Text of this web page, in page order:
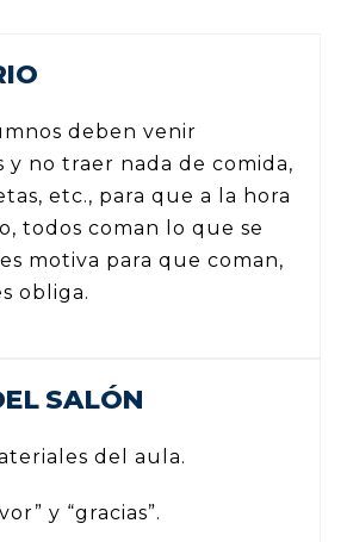
deben venir
y no traer nada de comida,
etc., para que a la hora
todos coman lo que se
motiva para que coman,
obliga.
SALÓN
del aula.
y “gracias”.